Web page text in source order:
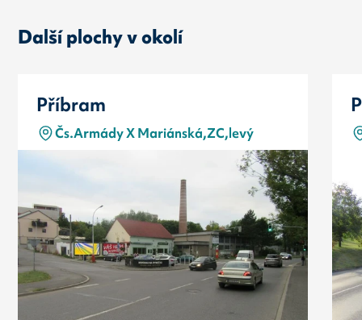
Další plochy v okolí
Příbram
Čs.Armády X Mariánská,ZC,levý